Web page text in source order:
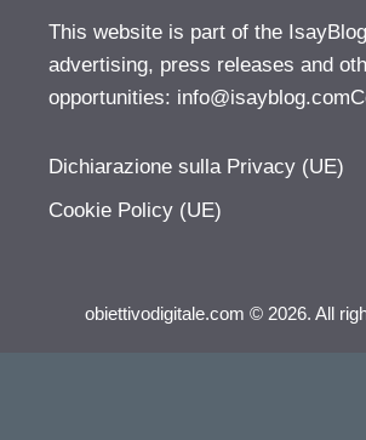
This website is part of the
advertising, press releases and
opportunities:
Dichiarazione sulla Privacy (UE)
Cookie Policy (UE)
obiettivodigitale.com © 2026. All